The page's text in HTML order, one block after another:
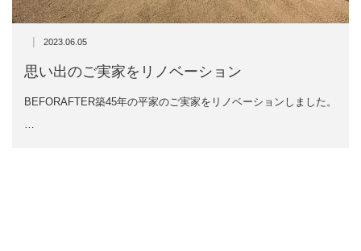
| 2023.06.05
思い出のご実家をリノベーション
BEFORAFTER築45年の平家のご実家をリノベーションしました。